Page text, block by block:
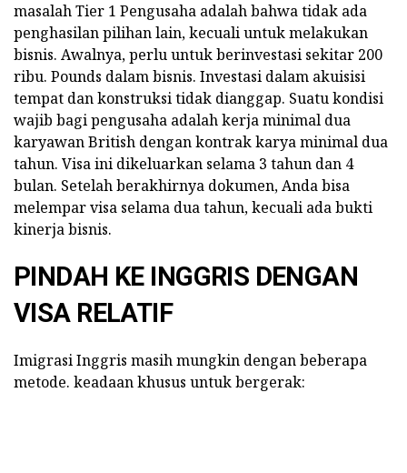
masalahTier 1 Pengusaha adalah bahwa tidak ada
penghasilan pilihan lain, kecuali untuk melakukan
bisnis. Awalnya, perlu untuk berinvestasi sekitar 200
ribu. Pounds dalam bisnis. Investasi dalam akuisisi
tempat dan konstruksi tidak dianggap. Suatu kondisi
wajib bagi pengusaha adalah kerja minimal dua
karyawan British dengan kontrak karya minimal dua
tahun. Visa ini dikeluarkan selama 3 tahun dan 4
bulan. Setelah berakhirnya dokumen, Anda bisa
melempar visa selama dua tahun, kecuali ada bukti
kinerja bisnis.
PINDAH KE INGGRIS DENGAN
VISA RELATIF
Imigrasi Inggris masih mungkin dengan beberapa
metode. keadaan khusus untuk bergerak: